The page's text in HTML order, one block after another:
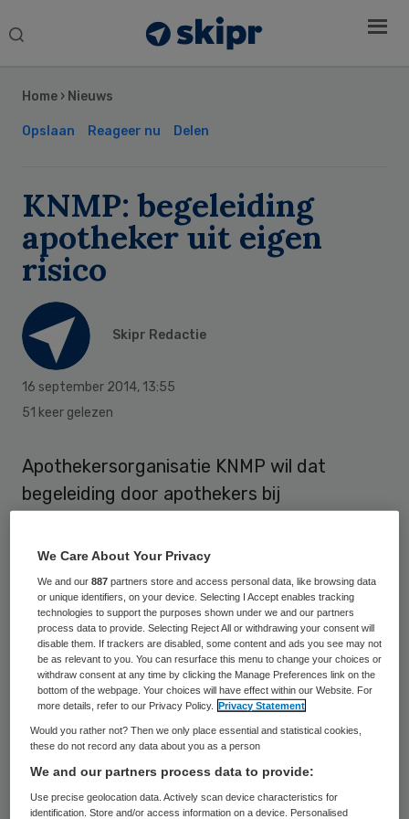
Search
Home › Nieuws
Opslaan Reageer nu Delen
KNMP: begeleiding
apotheker uit eigen
risico
Skipr Redactie
16 september 2014, 13:55
51 keer gelezen
Apothekersorganisatie KNMP wil dat
begeleiding door apothekers bij
gehaald, zeker nu het kabinet aankoerst op
het verder verhogen daarvan.
Zo bepleit de KNMP op Prinsjesdag, 16
september.
Zorgmijden
Door het hogere eigen risico gaan met
name chronisch zieken meer betalen, met
het risico op zorgmijden. Patiënten vinden
Sidebar
We Care About Your Privacy
We and our887 partners store and access personal data, like browsing data
or unique identifiers, on your device. Selecting I Accept enables tracking
technologies to support the purposes shown under we and our partners
process data to provide. Selecting Reject All or withdrawing your consent will
disable them. If trackers are disabled, some content and ads you see may not
be as relevant to you. You can resurface this menu to change your choices or
withdraw consent at any time by clicking the Manage Preferences link on the
bottom of the webpage. Your choices will have effect within our Website. For
more details, refer to our Privacy Policy.
Privacy Statement
Would you rather not? Then we only place essential and statistical cookies,
these do not record any data about you as a person
We and our partners process data to provide:
Use precise geolocation data. Actively scan device characteristics for
identification. Store and/or access information on a device. Personalised